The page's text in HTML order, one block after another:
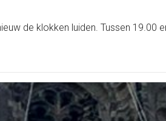
de klokken luiden. Tussen